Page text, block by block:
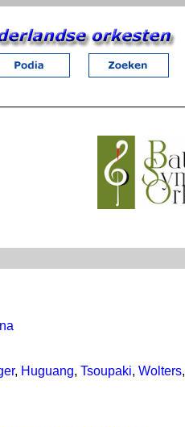
, Huguang, Tsoupaki, Wolters,